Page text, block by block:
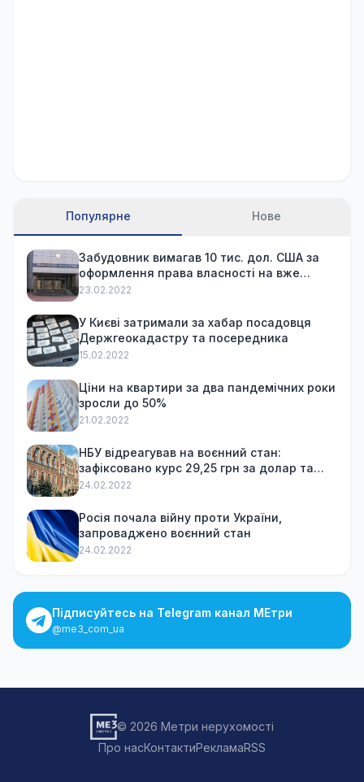
Популярне Нове
Забудовник вимагав 10 тис. дол. США за
оформлення права власності на вже
куплену квартиру
23.02.2022
У Києві затримали за хабар посадовця
Держгеокадастру та посередника
15.02.2022
Ціни на квартири за два пандемічних роки
зросли до 50%
21.02.2022
НБУ відреагував на воєнний стан:
зафіксовано курс 29,25 грн за долар та
обмежив зняття готівки
24.02.2022
Росія почала війну проти України,
запроваджено воєнний стан
24.02.2022
Підписуйтесь на Telegram канал МЕтри
@me3_com_ua
© 2026 Метри нерухомості
Про насКонтактиРекламаRSS